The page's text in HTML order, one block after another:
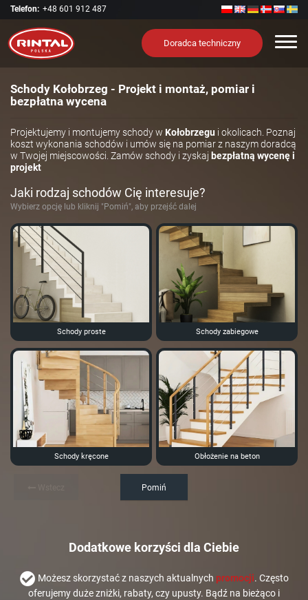
Telefon: +48 601 912 487
Doradca techniczny
Schody Kołobrzeg - Projekt i montaż, pomiar i
bezpłatna wycena
Projektujemy i montujemy schody w Kołobrzegu i okolicach. Poznaj
koszt wykonania schodów i umów się na pomiar z naszym doradcą
w Twojej miejscowości. Zamów schody i zyskaj bezpłatną wycenę i
projekt
Jaki rodzaj schodów Cię interesuje?
Wybierz opcję lub kliknij "Pomiń", aby przejść dalej
Schody proste Schody zabiegowe
Schody kręcone Obłożenie na beton
Pomiń
Dodatkowe korzyści dla Ciebie
Możesz skorzystać z naszych aktualnych promocji. Często
oferujemy duże zniżki, rabaty, czy upusty. Bądź na bieżąco i